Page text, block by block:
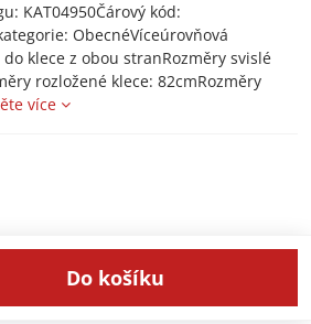
KAT04950Čárový kód:
ObecnéVíceúrovňová
klece z obou stranRozměry svislé
rozložené klece: 82cmRozměry
více
Do košíku